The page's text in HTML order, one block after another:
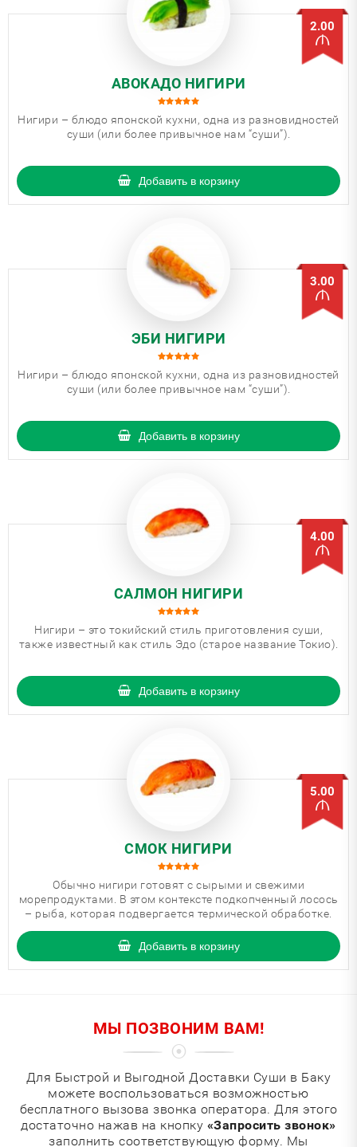
АВОКАДО НИГИРИ
2.00
Нигири – блюдо японской кухни, одна из разновидностей
суши (или более привычное нам “суши”).
Добавить в корзину
ЭБИ НИГИРИ
3.00
Нигири – блюдо японской кухни, одна из разновидностей
суши (или более привычное нам “суши”).
Добавить в корзину
САЛМОН НИГИРИ
4.00
Нигири – это токийский стиль приготовления суши,
также известный как стиль Эдо (старое название Токио).
Добавить в корзину
СМОК НИГИРИ
5.00
Обычно нигири готовят с сырыми и свежими
морепродуктами. В этом контексте подкопченный лосось
– рыба, которая подвергается термической обработке.
Добавить в корзину
МЫ ПОЗВОНИМ ВАМ!
Для Быстрой и Выгодной Доставки Суши в Баку
можете воспользоваться возможностью
бесплатного вызова звонка оператора. Для этого
достаточно нажав на кнопку «Запросить звонок»
заполнить соответствующую форму. Мы